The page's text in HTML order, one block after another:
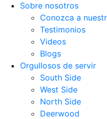
Sobre nosotros
Conozca a
Testimonios
Videos
Blogs
Orgullosos de servir
South Side
West Side
North Side
Deerwood